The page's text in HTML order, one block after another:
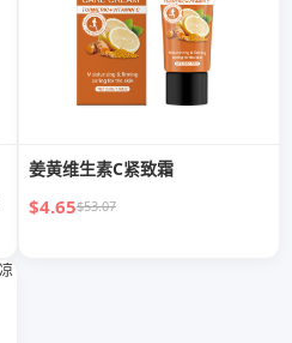
姜黄维生素C紧致霜
$4.65$53.07